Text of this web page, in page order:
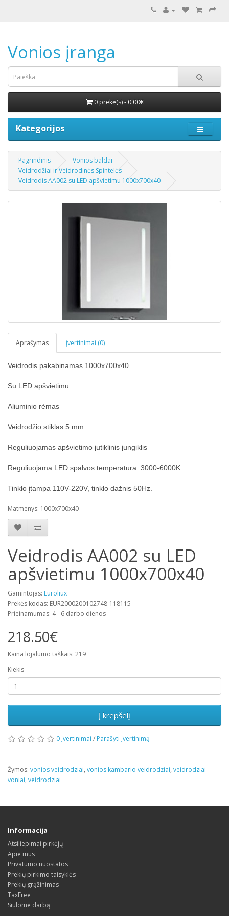
Vonios įranga
0 prekė(s) - 0.00€
Kategorijos
Pagrindinis
Vonios baldai
Veidrodžiai ir Veidrodinės Spintelės
Veidrodis AA002 su LED apšvietimu 1000x700x40
Aprašymas Įvertinimai (0)
Veidrodis pakabinamas 1000x700x40
Su LED apšvietimu.
Aliuminio rėmas
Veidrodžio stiklas 5 mm
Reguliuojamas apšvietimo jutiklinis jungiklis
Reguliuojama LED spalvos temperatūra: 3000-6000K
Tinklo įtampa 110V-220V, tinklo dažnis 50Hz.
Matmenys: 1000x700x40
Veidrodis AA002 su LED
apšvietimu 1000x700x40
Gamintojas: Euroliux
Prekės kodas: EUR2000200102748-118115
Prieinamumas: 4 - 6 darbo dienos
218.50€
Kaina lojalumo taškais: 219
Kiekis
Į krepšelį
0 įvertinimai / Parašyti įvertinimą
Žymos: vonios veidrodziai, vonios kambario veidrodziai, veidrodziai
voniai, veidrodziai
Informacija
Atsiliepimai pirkėjų
Apie mus
Privatumo nuostatos
Prekių pirkimo taisyklės
Prekių grąžinimas
TaxFree
Siūlome darbą